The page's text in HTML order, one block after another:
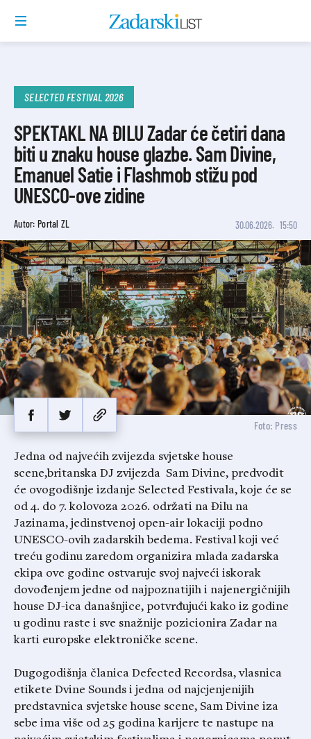
SELECTED FESTIVAL 2026
SPEKTAKL NA ĐILU Zadar će četiri dana
biti u znaku house glazbe. Sam Divine,
Emanuel Satie i Flashmob stižu pod
UNESCO-ove zidine
Autor: Portal ZL 30.06.2026. 15:50
Foto: Press
Jedna od najvećih zvijezda svjetske house
scene,britanska DJ zvijezda Sam Divine, predvodit
će ovogodišnje izdanje Selected Festivala, koje će se
od 4. do 7. kolovoza 2026. održati na Đilu na
Jazinama, jedinstvenoj open-air lokaciji podno
UNESCO-ovih zadarskih bedema. Festival koji već
treću godinu zaredom organizira mlada zadarska
ekipa ove godine ostvaruje svoj najveći iskorak
dovođenjem jedne od najpoznatijih i najenergičnijih
house DJ-ica današnjice, potvrđujući kako iz godine
u godinu raste i sve snažnije pozicionira Zadar na
karti europske elektroničke scene.
Dugogodišnja članica Defected Recordsa, vlasnica
etikete Dvine Sounds i jedna od najcjenjenijih
predstavnica svjetske house scene, Sam Divine iza
sebe ima više od 25 godina karijere te nastupe na